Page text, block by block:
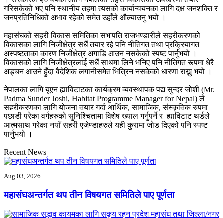
गरिसकेको भए पनि स्थानीय तहमा त्यसको कार्यान्वयनका लागि दक्ष जनशक्ति र
जनप्रतिनिधिको अभाव रहेको समेत उहाँले औल्याउनु भयो ।
महासंघको सहरी विकास समितिका सभापति राजभण्डारीले सहरीकरणको
विकासका लागि निजीक्षेत्र सधैं तयार रहे पनि नीतिगत तथा प्रक्रियागत
अस्पष्टताका कारण निजीक्षेत्र अगाडि आउन नसकेको स्पष्ट पार्नुभयो ।
विकासको लागि निजीक्षेत्रलाई सधैं साथमा लिने भनिए पनि नीतिगत रूपमा धेरै
अड्चन आउने हुँदा वैदेशिक लगानीसमेत भित्रिन नसकेको धारणा राख्नु भयो ।
नेपालका लागि यूएन ह्याविटाटका कार्यक्रम व्यवस्थापक पद्य सुन्दर जोशी (Mr.
Padma Sunder Joshi, Habitat Programme Manager for Nepal) ले
सहरीकरणका लागि योजना तयार गर्दा आर्थिक, सामाजिक, संस्कृतिक रुपमा
पछाडी परेका वर्गहरुको सुनिश्चितामा विशेष ख्याल गर्नुपर्ने र ह्याविटाट थर्डले
आत्मसाथ गरेका नयाँ सहरी एजेण्डाहरुले यही कुरामा जोड दिएको पनि स्पष्ट
पार्नुभयो ।
Recent News
Aug 03, 2026
महासंघअन्तर्गत थप तीन विषयगत समितिले पाए पूर्णता